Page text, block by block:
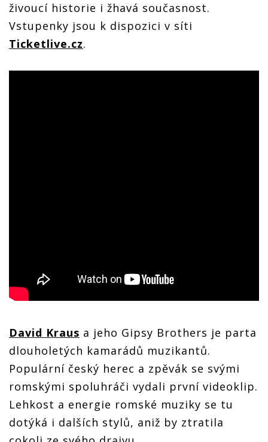
živoucí historie i žhavá současnost.
Vstupenky jsou k dispozici v síti
Ticketlive.cz.
David Kraus a jeho Gipsy Brothers je parta
dlouholetých kamarádů muzikantů.
Populární český herec a zpěvák se svými
romskými spoluhráči vydali první videoklip.
Lehkost a energie romské muziky se tu
dotýká i dalších stylů, aniž by ztratila